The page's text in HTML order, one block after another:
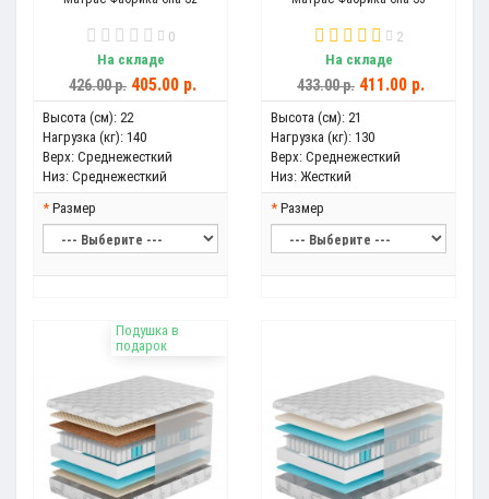
0
На складе
426.00 р. 405.00 р.
Высота (см): 22
Нагрузка (кг): 140
Верх: Среднежесткий
Низ: Среднежесткий
Размер
2
На складе
433.00 р. 411.00 р.
Высота (см): 21
Нагрузка (кг): 130
Верх: Среднежесткий
Низ: Жесткий
Размер
Подушка в
подарок